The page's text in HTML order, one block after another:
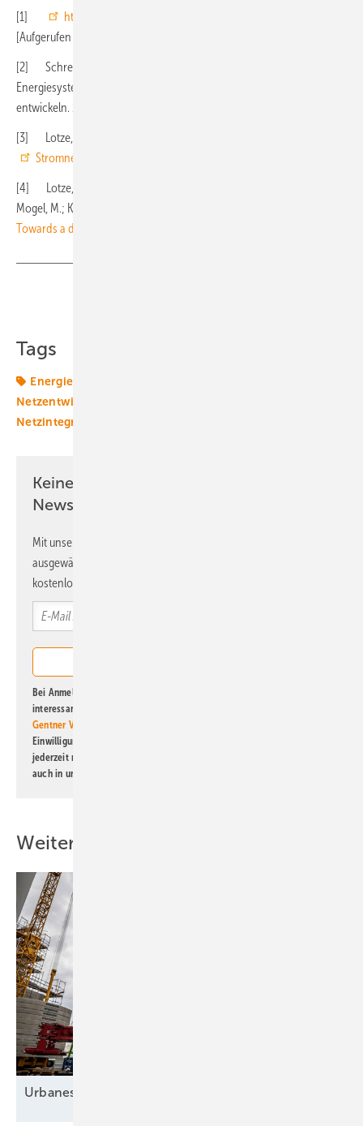
[1] https://pypsa-eur.readthedocs.io/en/latest/
[Aufgerufen am 28. November 2023]
[2] Schreiner et al. (2024). ZusammEn2040 –
Energiesystemvisionen auf Basis der besten Planungsinstrumente
entwickeln. 18. Symposium Energieinnovation, Graz.
[3] Lotze, J.; Salzinger, M.; Gaillardon, B.; Mogel, M.;Troitskyi, K.:
Stromnetz 2050
[4] Lotze, J.; Moser, M.; Sittaro, P.; Sun, N.; Savvidis, G.;Troitskyi, K.;
Mogel, M.; Kidane, N.; John, C.; Lehner, J.:
Towards a decarbonised Europe
Tags
Energiesystem
Netzentwicklungsplan
Netzintegration
Keine Zeit? Kein Problem mit dem ERE
Newsletter!
Mit unserem Newsletter erhalten Sie regelmäßig von uns
ausgewählte Informationen und Neuigkeiten, gebündelt und
kostenlos direkt ins Postfach.
Bei Anmeldung zu diesem Newsletter bin ich damit einverstanden, über
interessante Verlags- und Online-Angebote
Gentner Verlag GmbH & Co. KG
Einwilligung kann ich jederzeit widerrufen und eine Abmeldung ist
jederzeit möglich. Informationen zum Umgang mit Daten finden Sie
auch in unserer
Weitere Inhalte
Urbanes Heizen zwischen Wärme und